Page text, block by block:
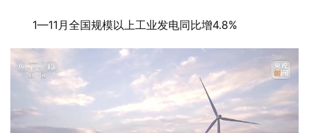
1—11月全国规模以上工业发电同比增4.8%